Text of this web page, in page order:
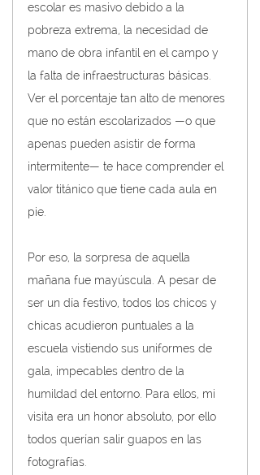
escolar es masivo debido a la
pobreza extrema, la necesidad de
mano de obra infantil en el campo y
la falta de infraestructuras básicas.
Ver el porcentaje tan alto de menores
que no están escolarizados —o que
apenas pueden asistir de forma
intermitente— te hace comprender el
valor titánico que tiene cada aula en
pie.
Por eso, la sorpresa de aquella
mañana fue mayúscula. A pesar de
ser un día festivo, todos los chicos y
chicas acudieron puntuales a la
escuela vistiendo sus uniformes de
gala, impecables dentro de la
humildad del entorno. Para ellos, mi
visita era un honor absoluto, por ello
todos querían salir guapos en las
fotografías.